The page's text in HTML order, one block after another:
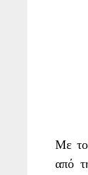
Με το
από